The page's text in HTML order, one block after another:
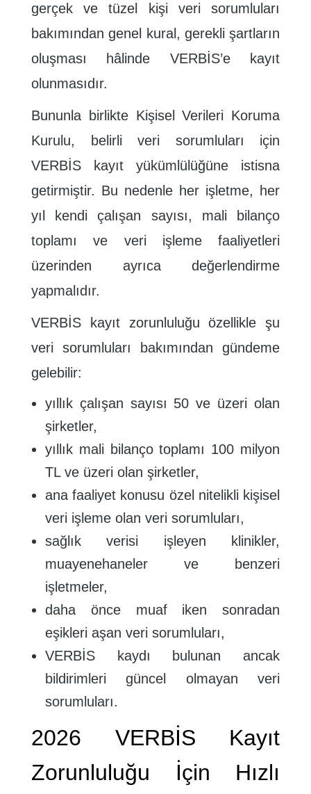
gerçek ve tüzel kişi veri sorumluları
bakımından genel kural, gerekli şartların
oluşması hâlinde VERBİS’e kayıt
olunmasıdır.
Bununla birlikte Kişisel Verileri Koruma
Kurulu, belirli veri sorumluları için
VERBİS kayıt yükümlülüğüne istisna
getirmiştir. Bu nedenle her işletme, her
yıl kendi çalışan sayısı, mali bilanço
toplamı ve veri işleme faaliyetleri
üzerinden ayrıca değerlendirme
yapmalıdır.
VERBİS kayıt zorunluluğu özellikle şu
veri sorumluları bakımından gündeme
gelebilir:
yıllık çalışan sayısı 50 ve üzeri olan
şirketler,
yıllık mali bilanço toplamı 100 milyon
TL ve üzeri olan şirketler,
ana faaliyet konusu özel nitelikli kişisel
veri işleme olan veri sorumluları,
sağlık verisi işleyen klinikler,
muayenehaneler ve benzeri
işletmeler,
daha önce muaf iken sonradan
eşikleri aşan veri sorumluları,
VERBİS kaydı bulunan ancak
bildirimleri güncel olmayan veri
sorumluları.
2026 VERBİS Kayıt
Zorunluluğu İçin Hızlı